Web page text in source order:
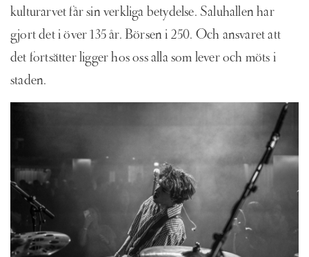
kulturarvet får sin verkliga betydelse. Saluhallen har
gjort det i över 135 år. Börsen i 250. Och ansvaret att
det fortsätter ligger hos oss alla som lever och möts i
staden.